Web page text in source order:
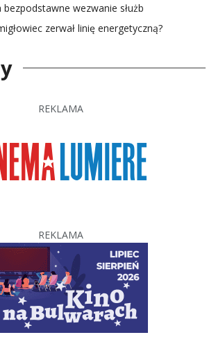
wezwanie służb
zerwał linię energetyczną?
REKLAMA
REKLAMA